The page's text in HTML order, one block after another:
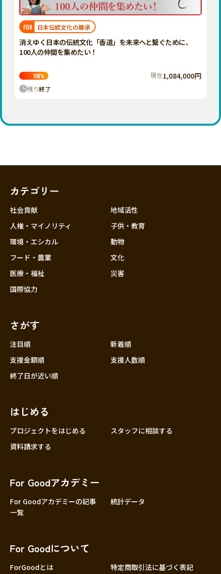
神奈川
石川
近畿
中国
九州・沖縄
福岡 佐賀 長崎
宮崎
鹿児島 沖縄
FOR 日本伝統文化の継承
消えゆく日本の伝統文化「香道」を未来へと繋ぐために、
100人の仲間を集めたい！
108% 現在1,084,000円
残り終了
カテゴリー
社会貢献
人権・マイノリティ
環境・エシカル
フード・農業
医療・福祉
国際協力
地域活性
子供・教育
動物
文化
災害
さがす
注目順
新着順
支援金額順
支援人数順
終了日が近い順
はじめる
プロジェクトをはじめる
スタッフに相談する
資料請求する
For Goodアカデミー
For Goodアカデミーの記事
一覧
統計データ
For Goodについて
ForGoodとは
特定商取引法に基づく表記